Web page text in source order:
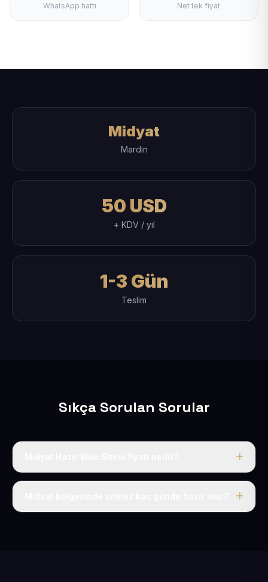
WhatsApp hattı
Net tek fiyat
Midyat
Mardin
50 USD
+ KDV / yıl
1-3 Gün
Teslim
Sıkça Sorulan Sorular
Tek fiyat uygulanır: yıllık 50 USD + KDV. Bu bedele alan